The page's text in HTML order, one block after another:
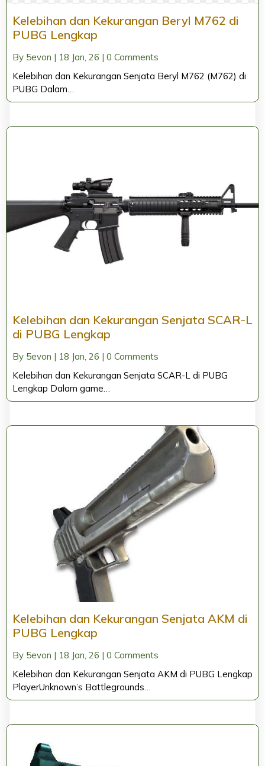
Kelebihan dan Kekurangan Beryl M762 di
PUBG Lengkap
By 5evon | 18 Jan, 26 | 0 Comments
Kelebihan dan Kekurangan Senjata Beryl M762 (M762) di
PUBG Dalam…
Kelebihan dan Kekurangan Senjata SCAR-L
di PUBG Lengkap
By 5evon | 18 Jan, 26 | 0 Comments
Kelebihan dan Kekurangan Senjata SCAR-L di PUBG
Lengkap Dalam game…
Kelebihan dan Kekurangan Senjata AKM di
PUBG Lengkap
By 5evon | 18 Jan, 26 | 0 Comments
Kelebihan dan Kekurangan Senjata AKM di PUBG Lengkap
PlayerUnknown’s Battlegrounds…